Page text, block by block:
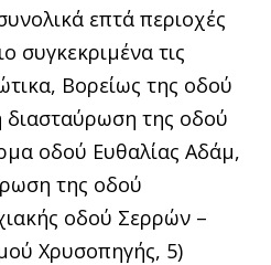
επτά περιοχές
συγκεκριμένα τις
Βορείως της οδού
της οδού
οδού Ευθαλίας Αδάμ,
της οδού
οδού Σερρών –
Χρυσοπηγής, 5)